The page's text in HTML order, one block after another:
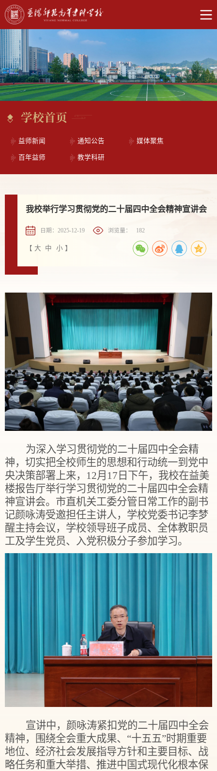
学校首页
益师新闻 通知公告 媒体聚焦
百年益师 教学科研
我校举行学习贯彻党的二十届四中全会精神宣讲会
日期：2025-12-19 浏览量： 182
【 大 中 小 】
为深入学习贯彻党的二十届四中全会精
神，切实把全校师生的思想和行动统一到党中
央决策部署上来，12月17日下午，我校在益美
楼报告厅举行学习贯彻党的二十届四中全会精
神宣讲会。市直机关工委分管日常工作的副书
记颜咏涛受邀担任主讲人，学校党委书记李梦
醒主持会议，学校领导班子成员、全体教职员
工及学生党员、入党积极分子参加学习。
宣讲中，颜咏涛紧扣党的二十届四中全会
精神，围绕全会重大成果、“十五五”时期重要
地位、经济社会发展指导方针和主要目标、战
略任务和重大举措、推进中国式现代化根本保